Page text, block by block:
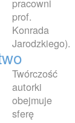
prof.
Konrada
Jarodzkiego).
Twórczość
autorki
obejmuje
sferę